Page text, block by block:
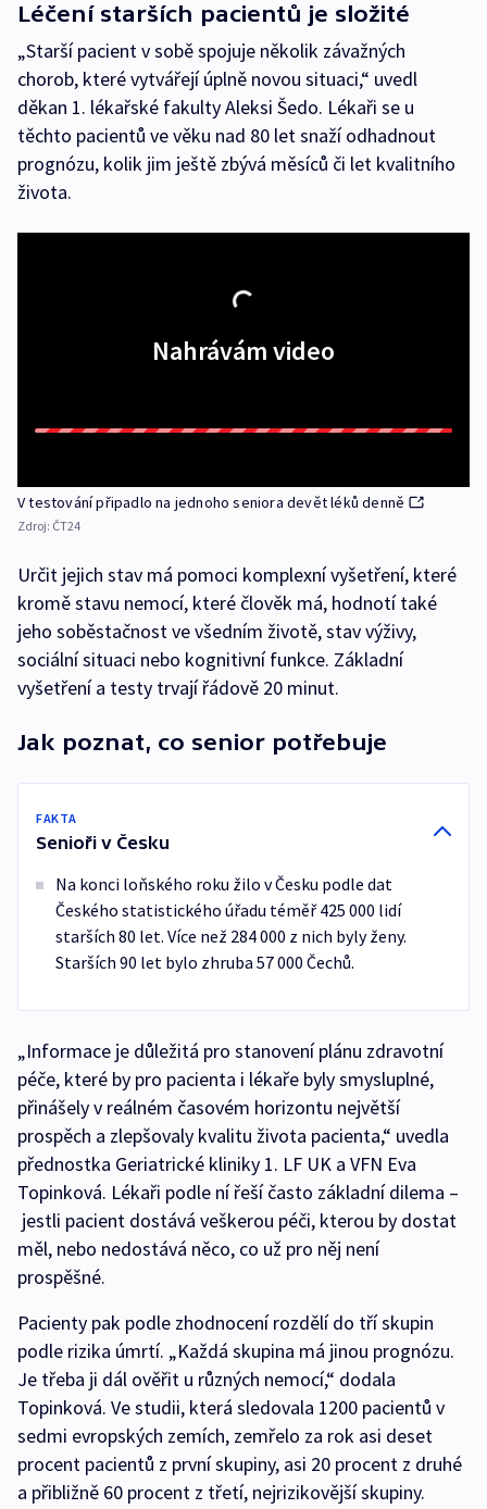
Léčení starších pacientů je složité
„Starší pacient v sobě spojuje několik závažných
chorob, které vytvářejí úplně novou situaci,“ uvedl
děkan 1. lékařské fakulty Aleksi Šedo. Lékaři se u
těchto pacientů ve věku nad 80 let snaží odhadnout
prognózu, kolik jim ještě zbývá měsíců či let kvalitního
života.
Nahrávám video
V testování připadlo na jednoho seniora devět léků denně
Zdroj: ČT24
Určit jejich stav má pomoci komplexní vyšetření, které
kromě stavu nemocí, které člověk má, hodnotí také
jeho soběstačnost ve všedním životě, stav výživy,
sociální situaci nebo kognitivní funkce. Základní
vyšetření a testy trvají řádově 20 minut.
Jak poznat, co senior potřebuje
FAKTA
Senioři v Česku
Na konci loňského roku žilo v Česku podle dat
Českého statistického úřadu téměř 425 000 lidí
starších 80 let. Více než 284 000 z nich byly ženy.
Starších 90 let bylo zhruba 57 000 Čechů.
„Informace je důležitá pro stanovení plánu zdravotní
péče, které by pro pacienta i lékaře byly smysluplné,
přinášely v reálném časovém horizontu největší
prospěch a zlepšovaly kvalitu života pacienta,“ uvedla
přednostka Geriatrické kliniky 1. LF UK a VFN Eva
Topinková. Lékaři podle ní řeší často základní dilema –
jestli pacient dostává veškerou péči, kterou by dostat
měl, nebo nedostává něco, co už pro něj není
prospěšné.
Pacienty pak podle zhodnocení rozdělí do tří skupin
podle rizika úmrtí. „Každá skupina má jinou prognózu.
Je třeba ji dál ověřit u různých nemocí,“ dodala
Topinková. Ve studii, která sledovala 1200 pacientů v
sedmi evropských zemích, zemřelo za rok asi deset
procent pacientů z první skupiny, asi 20 procent z druhé
a přibližně 60 procent z třetí, nejrizikovější skupiny.